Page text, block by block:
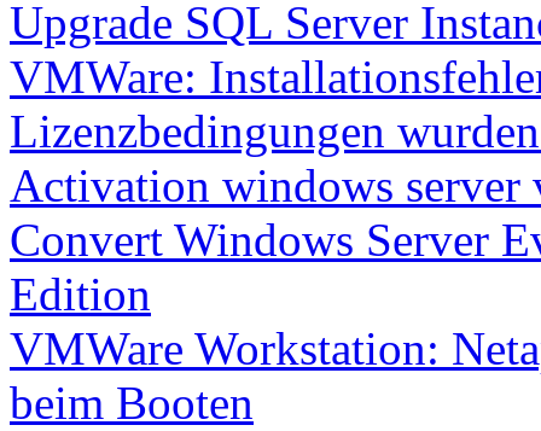
Upgrade SQL Server
VMWare:
Lizenzbedingungen
Activation windows server
Convert Windows Server
Edition
VMWare Workstation:
beim Booten